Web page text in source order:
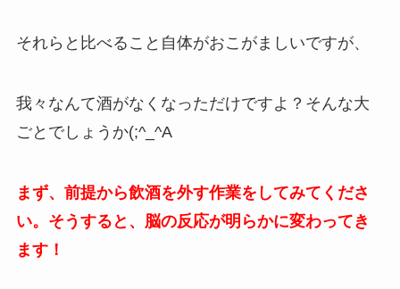
それらと比べること自体がおこがましいですが、
我々なんて酒がなくなっただけですよ？そんな大
ごとでしょうか(;^_^A
まず、前提から飲酒を外す作業をしてみてくださ
い。そうすると、脳の反応が明らかに変わってき
ます！